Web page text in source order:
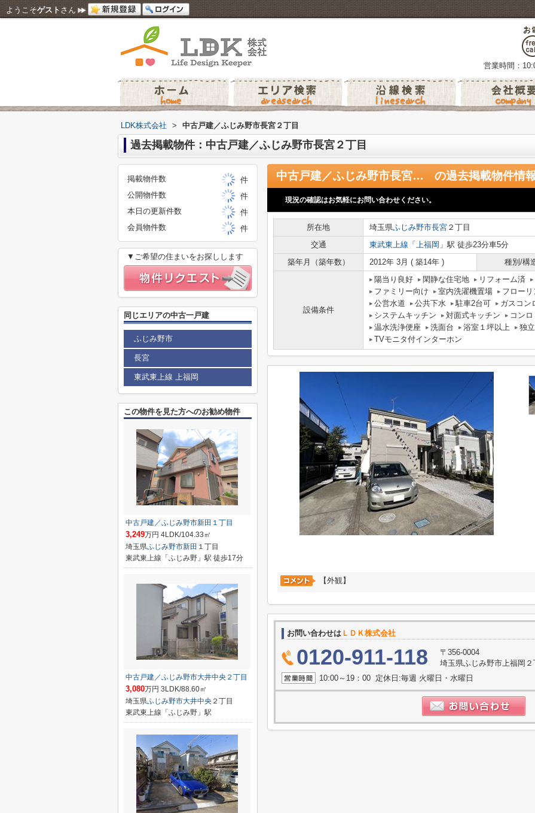
ようこそゲスト さん
営業時間：
LDK株式会社 > 中古戸建／ふじみ野市長宮２丁目
過去掲載物件：中古戸建／ふじみ野市長宮２丁目
中古戸建／ふじみ野市長宮２丁目 の過去掲載物件情
現況の確認はお気軽にお問い合わせください。
所在地 埼玉県ふじみ野市長宮 ２丁目
交通
東武東上線 「 上福岡 」駅 徒歩23分車5分
築年月（築年数）
2012年 3月 ( 築14年 ) 種別/構
設備条件
陽当り良好 閑静な住宅地 リフォーム済
ファミリー向け
室内洗濯機置場 フローリ
公営水道
公共下水 駐車2台可 ガスコン
システムキッチン
対面式キッチン コンロ
温水洗浄便座
洗面台 浴室１坪以上 独
TVモニタ付インターホン
【外観】
お問い合わせは ＬＤＫ株式会社
0120-911-118
〒356-0004
埼玉県ふじみ野市上福岡２
10:00～19：00 定休日:毎週 火曜日・水曜日
掲載物件数
件
公開物件数
件
本日の更新件数
件
会員物件数
件
▼ご希望の住まいをお探しします
同じエリアの中古一戸建
ふじみ野市
長宮
東武東上線 上福岡
この物件を見た方へのお勧め物件
中古戸建／ふじみ野市新田１丁目
3,249万円 4LDK/104.33㎡
埼玉県ふじみ野市新田 １丁目
東武東上線「ふじみ野」駅 徒歩17分
中古戸建／ふじみ野市大井中央２丁目
3,080万円 3LDK/88.60㎡
埼玉県ふじみ野市大井中央 ２丁目
東武東上線「ふじみ野」駅